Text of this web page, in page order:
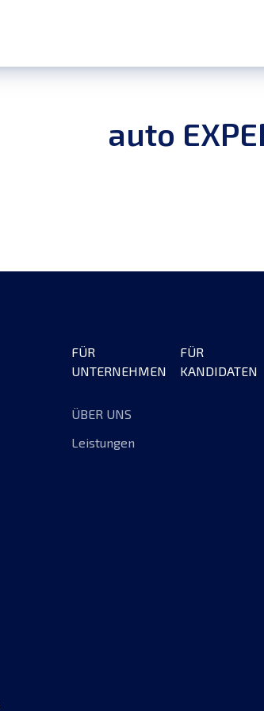
auto
FÜR
UNTERNEHMEN
ÜBER UNS
Leistungen
FÜR
KANDIDATEN